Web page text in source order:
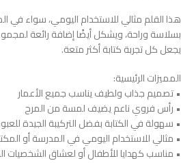
هذا القلم مثالي للاستخدام اليومي، سواء في
بسلاسة وراحة، ويشكل أيضًا إضافة رائعة
يجعل كل تجربة كتابة أكثر متعة.
المميزات الرئيسية:
• تصميم جذاب ولطيف يناسب جميع الأعمار
• رأس فروي ناعم يضيف لمسة من المرح
• سهولة في الكتابة بفضل التركيبة الجيدة
• مثالي للاستخدام اليومي في المدرسة أو
• مناسب كهدايا للأطفال أو لعشاق الشخصيات